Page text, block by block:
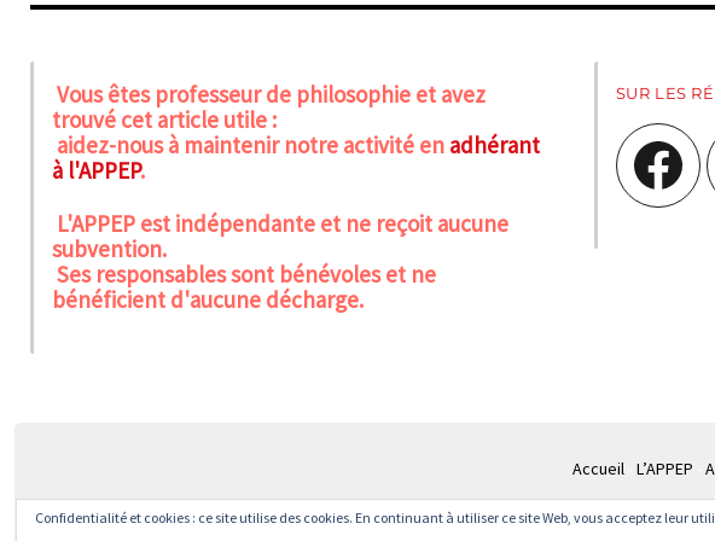
Vous êtes professeur de philosophie et avez
trouvé cet article utile :
aidez-nous à maintenir notre activité en adhérant
à l'APPEP.
L'APPEP est indépendante et ne reçoit aucune
subvention.
Ses responsables sont bénévoles et ne
bénéficient d'aucune décharge.
SUR LES
Facebook
Accueil L’APPEP
© APPEP Mentions
Confidentialité et cookies : ce site utilise des cookies. En continuant à utiliser ce site Web, vous acceptez leur